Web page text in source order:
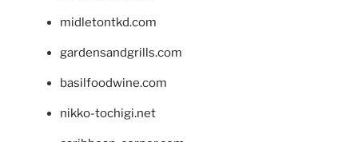
midletontkd.com
gardensandgrills.com
basilfoodwine.com
nikko-tochigi.net